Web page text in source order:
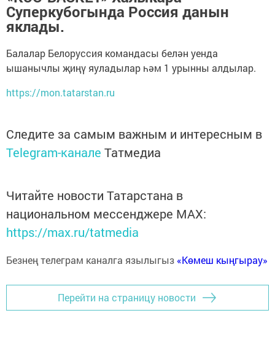
Суперкубогында Россия данын
яклады.
Балалар Белоруссия командасы белән уенда
ышанычлы җиңү яуладылар һәм 1 урынны алдылар.
https://mon.tatarstan.ru
Следите за самым важным и интересным в
Telegram-канале Татмедиа
Читайте новости Татарстана в
национальном мессенджере MАХ:
https://max.ru/tatmedia
Безнең телеграм каналга язылыгыз «Көмеш кыңгырау»
Перейти на страницу новости